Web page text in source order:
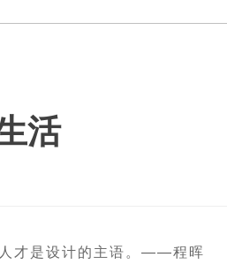
活
才是设计的主语。——程晖